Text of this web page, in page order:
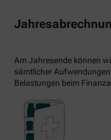
Am Jahresende können
sämtlicher
Belastungen beim